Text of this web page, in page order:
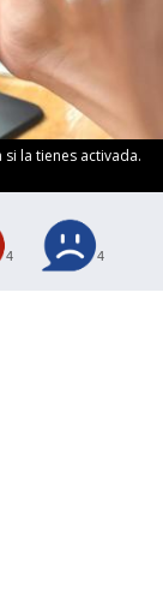
la tienes activada.
4 4